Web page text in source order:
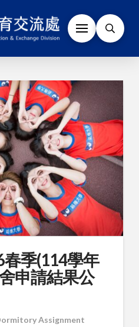
季(114學年
申請結果公
Assignment